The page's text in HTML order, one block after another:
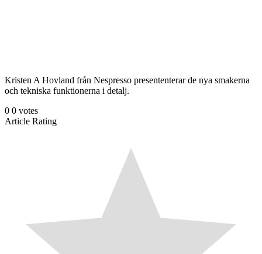
Kristen A Hovland från Nespresso presententerar de nya smakerna
och tekniska funktionerna i detalj.
0 0 votes
Article Rating